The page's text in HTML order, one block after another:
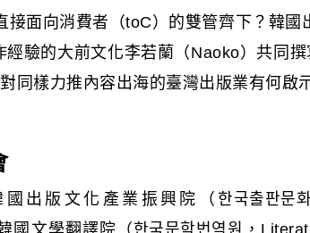
接面向消費者（toC）的雙管齊下？韓
驗的大前文化李若蘭（Naoko）共同
同樣力推內容出海的臺灣出版業有何啟
出版文化產業振興院（한국출판문화
國文學翻譯院（한국문학번역원，